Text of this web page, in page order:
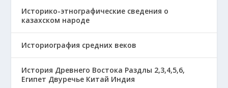
Историко-этнографические сведения о
казахском народе
Историография средних веков
История Древнего Востока Раздлы 2,3,4,5,6,
Египет Двуречье Китай Индия